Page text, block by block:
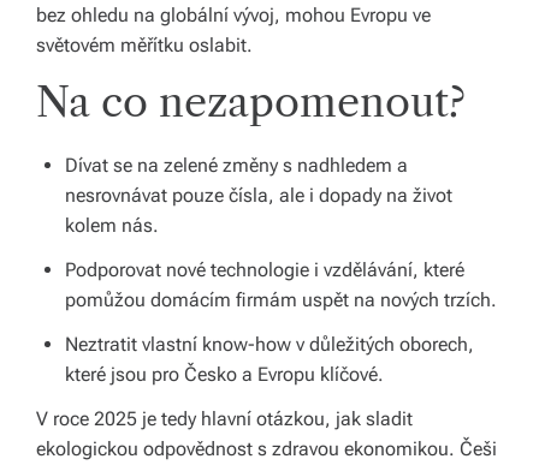
bez ohledu na globální vývoj, mohou Evropu ve
světovém měřítku oslabit.
Na co nezapomenout?
Dívat se na zelené změny s nadhledem a
nesrovnávat pouze čísla, ale i dopady na život
kolem nás.
Podporovat nové technologie i vzdělávání, které
pomůžou domácím firmám uspět na nových trzích.
Neztratit vlastní know-how v důležitých oborech,
které jsou pro Česko a Evropu klíčové.
V roce 2025 je tedy hlavní otázkou, jak sladit
ekologickou odpovědnost s zdravou ekonomikou. Češi